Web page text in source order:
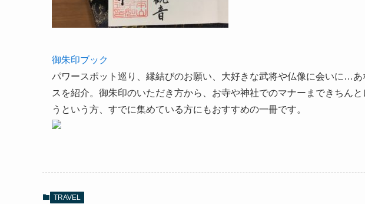
御朱印ブック
パワースポット巡り、縁結びのお願い、大好きな武将や仏像に会いに…
スを紹介。御朱印のいただき方から、お寺や神社でのマナーまできちん
うという方、すでに集めている方にもおすすめの一冊です。
TRAVEL